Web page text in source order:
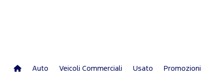
Auto Veicoli Commerciali Usato Promozioni